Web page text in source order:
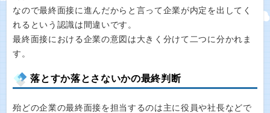
なので最終面接に進んだからと言って企業が内定を出してく
れるという認識は間違いです。
最終面接における企業の意図は大きく分けて二つに分かれま
す。
落とすか落とさないかの最終判断
殆どの企業の最終面接を担当するのは主に役員や社長などで